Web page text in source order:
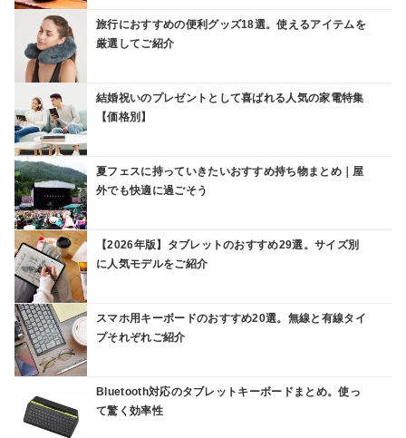
旅行におすすめの便利グッズ18選。使えるアイテムを
厳選してご紹介
結婚祝いのプレゼントとして喜ばれる人気の家電特集
【価格別】
夏フェスに持っていきたいおすすめ持ち物まとめ｜屋
外でも快適に過ごそう
【2026年版】タブレットのおすすめ29選。サイズ別
に人気モデルをご紹介
スマホ用キーボードのおすすめ20選。無線と有線タイ
プそれぞれご紹介
Bluetooth対応のタブレットキーボードまとめ。使っ
て驚く効率性